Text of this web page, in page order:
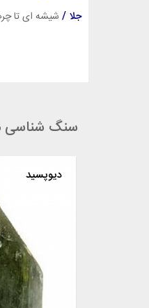
جلا / شیشه ای تا
سنگ شناسی
دیوپتاز